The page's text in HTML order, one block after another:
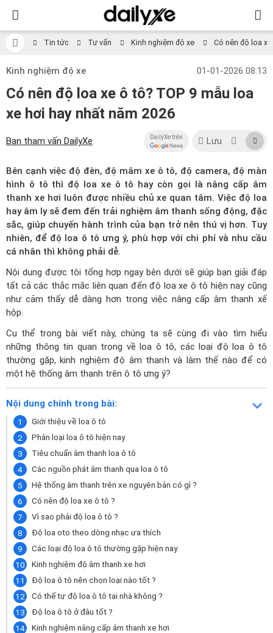
Tin tức Tư vấn Kinh nghiệm độ xe Có nên độ loa
Kinh nghiệm độ xe 01-01-2026 08:13
Có nên độ loa xe ô tô? TOP 9 mẫu loa
xe hơi hay nhất năm 2026
Ban tham vấn DailyXe DailyXe trên Lưu
Bên cạnh việc độ đèn, độ mâm xe ô tô, độ camera, độ màn
hình ô tô thì độ loa xe ô tô hay còn gọi là nâng cấp âm
thanh xe hơi luôn được nhiều chủ xe quan tâm. Việc độ loa
hay âm ly sẽ đem đến trải nghiệm âm thanh sống động, đặc
sắc, giúp chuyến hành trình của bạn trở nên thú vị hơn. Tuy
nhiên, để độ loa ô tô ưng ý, phù hợp với chi phí và nhu cầu
cá nhân thì không phải dễ.
Nội dung được tôi tổng hợp ngay bên dưới sẽ giúp bạn giải đáp
tất cả các thắc mắc liên quan đến độ loa xe ô tô hiện nay cũng
như cảm thấy dễ dàng hơn trong việc nâng cấp âm thanh xế
hộp.
Cụ thể trong bài viết này, chúng ta sẽ cùng đi vào tìm hiểu
những thông tin quan trọng về loa ô tô, các loại độ loa ô tô
thường gặp, kinh nghiệm độ âm thanh và làm thế nào để có
một hệ thống âm thanh trên ô tô ưng ý?
Nội dung chính trong bài:
Giới thiệu về loa ô tô
Phân loại loa ô tô hiện nay
Tiêu chuẩn âm thanh loa ô tô
Các nguồn phát âm thanh qua loa ô tô
Hệ thống âm thanh trên xe nguyên bản có gì ?
Có nên độ loa xe ô tô ?
Vì sao phải độ loa ô tô ?
Độ loa oto theo dòng nhạc ưa thích
Các loại độ loa ô tô thường gặp hiện nay
Kinh nghiệm độ âm thanh xe hơi
Độ loa ô tô nên chọn loại nào tốt ?
Có thể tự độ loa ô tô tại nhà không ?
Độ loa ô tô ở đâu tốt ?
Kinh nghiệm nâng cấp âm thanh xe hơi